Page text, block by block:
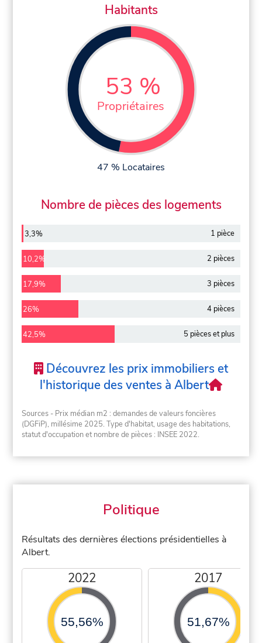
Habitants
53 %
Propriétaires
47 % Locataires
Nombre de pièces des logements
3,3% 1 pièce
10,2% 2 pièces
17,9% 3 pièces
26% 4 pièces
42,5% 5 pièces et plus
Découvrez les prix immobiliers et
l'historique des ventes à Albert
Sources - Prix médian m2 : demandes de valeurs foncières
(DGFiP), millésime 2025. Type d'habitat, usage des habitations,
statut d'occupation et nombre de pièces : INSEE 2022.
Politique
Résultats des dernières élections présidentielles à
Albert.
2022
55,56%
2017
51,67%